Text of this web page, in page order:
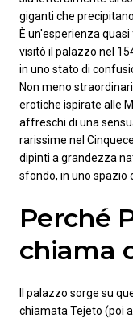
giganti che
È un'esperienza
visitò il palazzo nel
in uno stato di
Non meno
erotiche ispirate alle
affreschi di una
rarissime nel
dipinti a grandezza
sfondo, in uno spazio
Perché
chiama
Il palazzo sorge su
chiamata Tejeto (poi